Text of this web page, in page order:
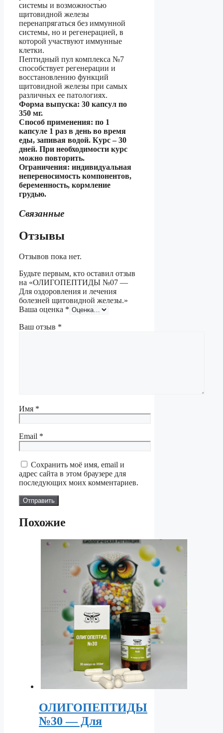
системы и возможностью
щитовидной железы
перенапрягаться без иммунной
системы, но и регенерацией, в
которой участвуют иммунные
клетки.
Пептидный пул комплекса №7
способствует регенерации и
восстановлению функций
щитовидной железы при самых
различных ее патологиях.
Форма выпуска: 30 капсул по
350 мг.
Способ применения: по 1
капсуле 1 раз в день во время
еды, запивая водой. Курс – 30
дней. При необходимости курс
можно повторить.
Ограничения: индивидуальная
непереносимость компонентов,
беременность, кормление
грудью.
Связанные
Отзывы
Отзывов пока нет.
Будьте первым, кто оставил отзыв
на «ОЛИГОПЕПТИДЫ №07 —
Для оздоровления и лечения
болезней щитовидной железы.»
Ваша оценка *
Ваш отзыв *
Имя *
Email *
Сохранить моё имя, email и
адрес сайта в этом браузере для
последующих моих комментариев.
Похожие
ОЛИГОПЕПТИДЫ
№30 — Для